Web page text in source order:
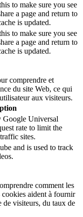
to make sure you see
a page and return to
is updated.
to make sure you see
a page and return to
is updated.
comprendre et
du site Web, ce qui
aux visiteurs.
Google Universal
rate to limit the
sites.
and is used to track
comment les
cookies aident à fournir
de visiteurs, du taux de